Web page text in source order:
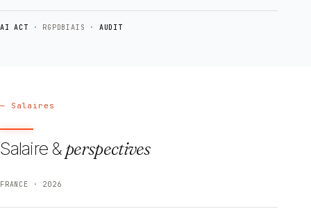
AI ACT · RGPD BIAIS · AUDIT
— Salaires
Salaire &perspectives
FRANCE · 2026